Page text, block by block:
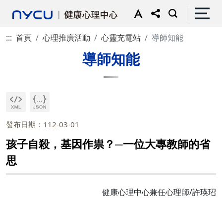
::: 首頁 心理推廣活動 心靈充電站 導師知能
導師知能
發布日期：112-03-01
孩子自殺，基因作祟？─一位大專教師的省
思
健康心理中心兼任心理師/許瑛玿